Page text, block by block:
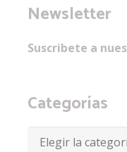
Newsletter
Suscribete a
Categorías
Categorías